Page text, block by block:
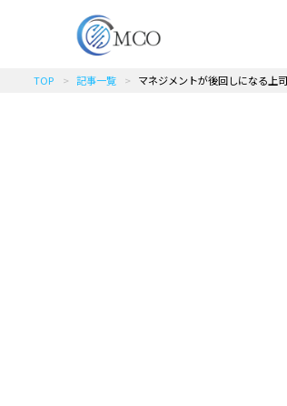
TOP 記事一覧 マネジメントが後回しになる上